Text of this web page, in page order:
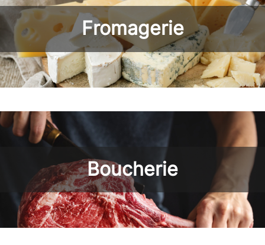
Fromagerie
Boucherie